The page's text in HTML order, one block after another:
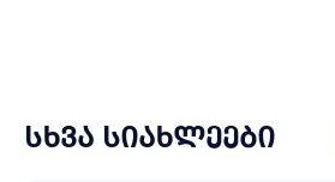
ᲡᲮᲕᲐ ᲡᲘᲐᲮᲚᲔᲔᲑᲘ